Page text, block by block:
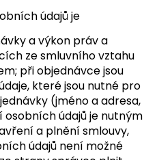
údajů je
a výkon práv a
ze smluvního vztahu
při objednávce jsou
které jsou nutné pro
(jméno a adresa,
údajů je nutným
a plnění smlouvy,
údajů není možné